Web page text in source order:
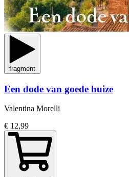
fragment
Een dode van goede huize
Valentina Morelli
€ 12,99